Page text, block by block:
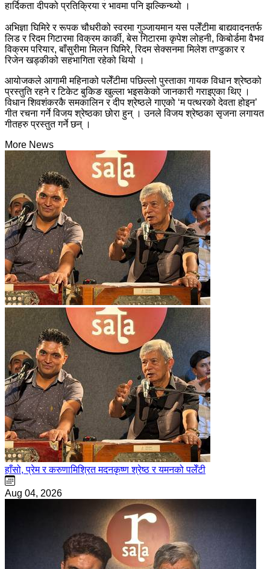
हार्दिकता दीपको प्रतिक्रिया र भावमा पनि झल्किन्थ्यो ।
अभिज्ञा घिमिरे र रूपक चौधरीको स्वरमा गुञ्जायमान यस पलेँटीमा बाद्यवादनतर्फ
लिड र रिदम गिटारमा विक्रम कार्की, बेस गिटारमा कृपेश लोहनी, किबोर्डमा वैभव
विक्रम परियार, बाँसुरीमा मिलन घिमिरे, रिदम सेक्सनमा मिलेश तण्डुकार र
रिजेन खड्कीको सहभागिता रहेको थियो ।
आयोजकले आगामी महिनाको पलेँटीमा पछिल्लो पुस्ताका गायक विधान श्रेष्ठको
प्रस्तुति रहने र टिकेट बुकिङ खुल्ला भइसकेको जानकारी गराइएका थिए ।
विधान शिवशंकरकै समकालिन र दीप श्रेष्ठले गाएको ‘म पत्थरको देवता होइन’
गीत रचना गर्ने विजय श्रेष्ठका छोरा हुन् । उनले विजय श्रेष्ठका सृजना लगायत
गीतहरु प्रस्तुत गर्ने छन् ।
More News
हाँसो, प्रेम र करुणामिश्रित मदनकृष्ण श्रेष्ठ र यमनको पलेँटी
Aug 04, 2026